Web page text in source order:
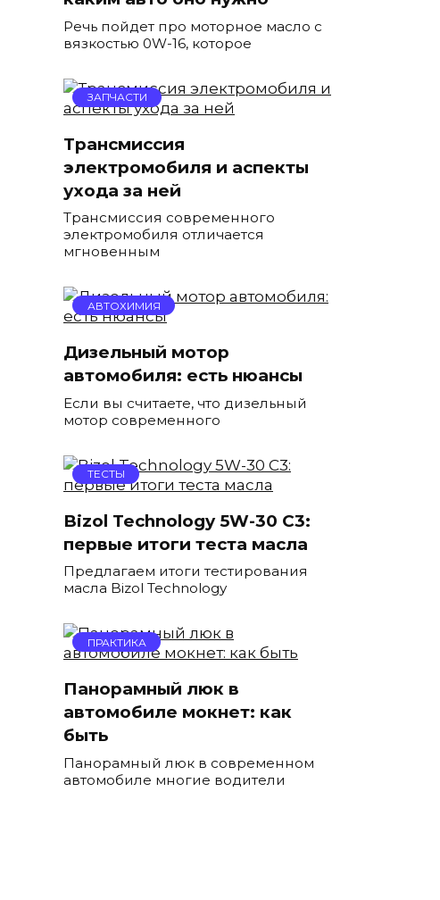
Речь пойдет про моторное масло с
вязкостью 0W-16, которое
ЗАПЧАСТИ
Трансмиссия
электромобиля и аспекты
ухода за ней
Трансмиссия современного
электромобиля отличается
мгновенным
АВТОХИМИЯ
Дизельный мотор
автомобиля: есть нюансы
Если вы считаете, что дизельный
мотор современного
ТЕСТЫ
Bizol Technology 5W-30 C3:
первые итоги теста масла
Предлагаем итоги тестирования
масла Bizol Technology
ПРАКТИКА
Панорамный люк в
автомобиле мокнет: как
быть
Панорамный люк в современном
автомобиле многие водители